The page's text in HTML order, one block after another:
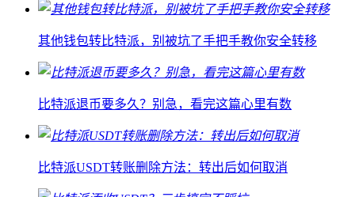
其他钱包转比特派，别被坑了手把手教你安全转移
比特派退币要多久？别急，看完这篇心里有数
比特派USDT转账删除方法：转出后如何取消